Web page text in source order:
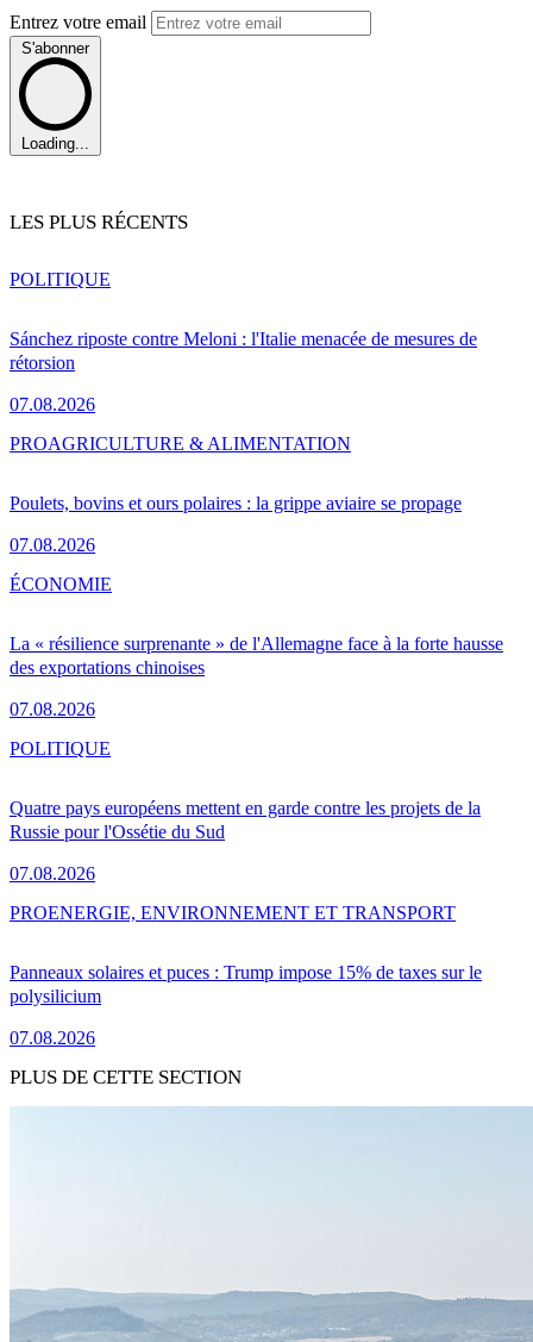
Entrez votre email
S'abonner
Loading...
LES PLUS RÉCENTS
Sánchez riposte contre Meloni : l'Italie menacée de mesures de
rétorsion
07.08.2026
POLITIQUE
Poulets, bovins et ours polaires : la grippe aviaire se propage
07.08.2026
PROAGRICULTURE & ALIMENTATION
La « résilience surprenante » de l'Allemagne face à la forte hausse
des exportations chinoises
07.08.2026
ÉCONOMIE
Quatre pays européens mettent en garde contre les projets de la
Russie pour l'Ossétie du Sud
07.08.2026
POLITIQUE
Panneaux solaires et puces : Trump impose 15% de taxes sur le
polysilicium
07.08.2026
PROENERGIE, ENVIRONNEMENT ET TRANSPORT
PLUS DE CETTE SECTION